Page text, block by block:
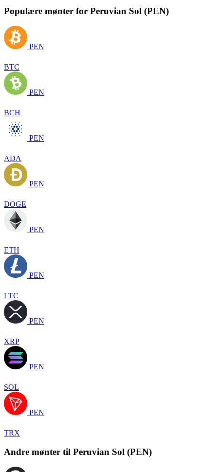
Populære mønter for Peruvian Sol (PEN)
PEN
BTC
PEN
BCH
PEN
ADA
PEN
DOGE
PEN
ETH
PEN
LTC
PEN
XRP
PEN
SOL
PEN
TRX
Andre mønter til Peruvian Sol (PEN)